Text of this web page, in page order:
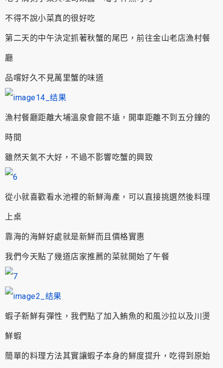
不得不說小菜真的很好吃
第二天的中午決定抓著秋蟹的尾巴，前往金山老店漁村餐
廳
品嚐好久不見萬里蟹的味道
漁村餐廳距離大埔溫泉會館不遠，開車距離不到五分鐘的
時間
雖然天氣不大好，不過不影響吃蟹的興致
從小就喜歡看水池裡的新鮮海產，可以直接挑選然後料理
上桌
靠海的海鮮好處就是新鮮而且價格實惠
我們今天點了幾道店家推薦的菜就開始了午餐
蝦子新鮮有彈性，我們點了加入鮪魚的和風沙拉以及川燙
鮮蝦
簡單的料理方法其實讓蝦子本身的鮮度提升，吃得到原始